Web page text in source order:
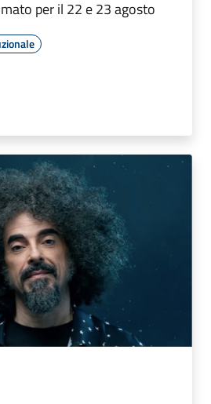
per il 22 e 23 agosto